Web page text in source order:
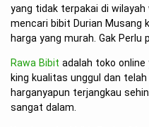
yang tidak terpakai di
mencari bibit Durian Musang
harga yang murah. Gak Perlu
Rawa Bibit adalah toko online
king kualitas unggul dan
harganyapun terjangkau
sangat dalam.